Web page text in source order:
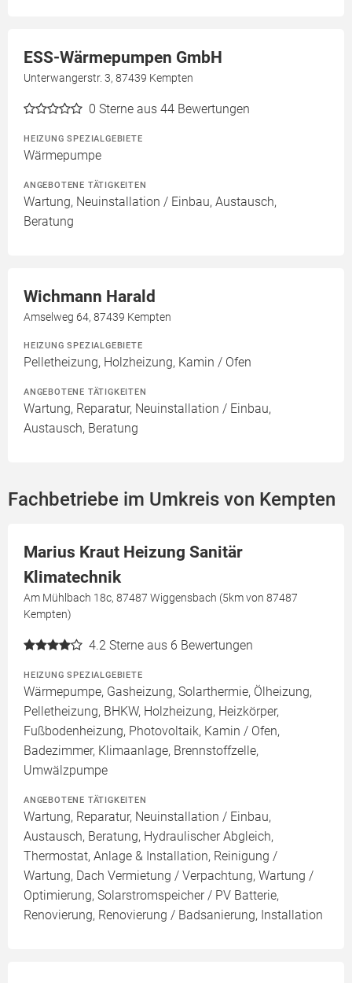
ESS-Wärmepumpen GmbH
Unterwangerstr. 3, 87439 Kempten
0 Sterne aus 44 Bewertungen
HEIZUNG SPEZIALGEBIETE
Wärmepumpe
ANGEBOTENE TÄTIGKEITEN
Wartung, Neuinstallation / Einbau, Austausch,
Beratung
Wichmann Harald
Amselweg 64, 87439 Kempten
HEIZUNG SPEZIALGEBIETE
Pelletheizung, Holzheizung, Kamin / Ofen
ANGEBOTENE TÄTIGKEITEN
Wartung, Reparatur, Neuinstallation / Einbau,
Austausch, Beratung
Fachbetriebe im Umkreis von Kempten
Marius Kraut Heizung Sanitär
Klimatechnik
Am Mühlbach 18c, 87487 Wiggensbach (5km von 87487
Kempten)
4.2 Sterne aus 6 Bewertungen
HEIZUNG SPEZIALGEBIETE
Wärmepumpe, Gasheizung, Solarthermie, Ölheizung,
Pelletheizung, BHKW, Holzheizung, Heizkörper,
Fußbodenheizung, Photovoltaik, Kamin / Ofen,
Badezimmer, Klimaanlage, Brennstoffzelle,
Umwälzpumpe
ANGEBOTENE TÄTIGKEITEN
Wartung, Reparatur, Neuinstallation / Einbau,
Austausch, Beratung, Hydraulischer Abgleich,
Thermostat, Anlage & Installation, Reinigung /
Wartung, Dach Vermietung / Verpachtung, Wartung /
Optimierung, Solarstromspeicher / PV Batterie,
Renovierung, Renovierung / Badsanierung, Installation